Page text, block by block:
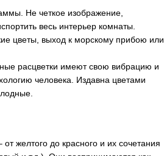
Не четкое изображение,
весь интерьер комнаты.
цветы, выход к морскому прибою или
расцветки имеют свою вибрацию и
человека. Издавна цветами
желтого до красного и их сочетания